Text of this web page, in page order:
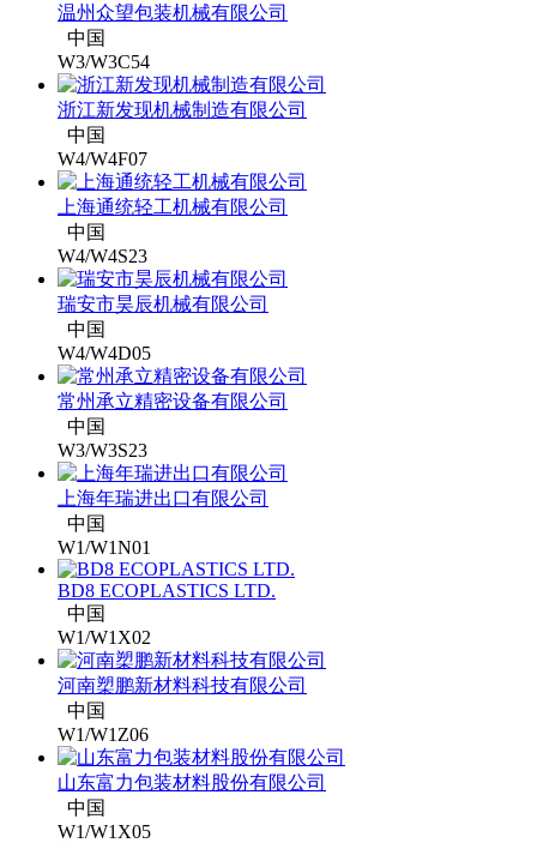
温州众望包装机械有限公司
中国
W3/W3C54
浙江新发现机械制造有限公司
中国
W4/W4F07
上海通统轻工机械有限公司
中国
W4/W4S23
瑞安市昊辰机械有限公司
中国
W4/W4D05
常州承立精密设备有限公司
中国
W3/W3S23
上海年瑞进出口有限公司
中国
W1/W1N01
BD8 ECOPLASTICS LTD.
中国
W1/W1X02
河南槊鹏新材料科技有限公司
中国
W1/W1Z06
山东富力包装材料股份有限公司
中国
W1/W1X05